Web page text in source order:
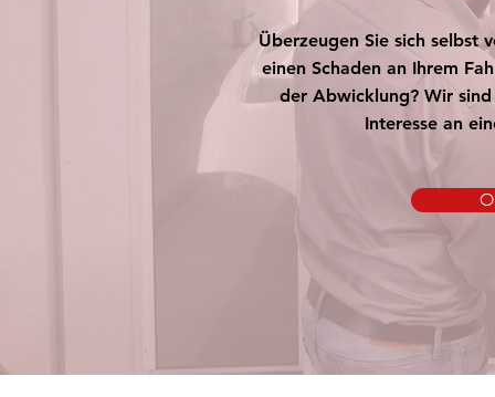
Überzeugen Sie sich selbst
einen Schaden an Ihrem
der Abwicklung? Wir
Interesse an